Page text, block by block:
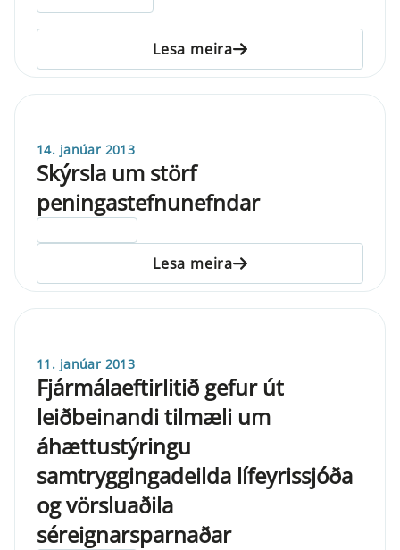
Lesa meira
14. janúar 2013
Skýrsla um störf
peningastefnunefndar
Lesa meira
11. janúar 2013
Fjármálaeftirlitið gefur út
leiðbeinandi tilmæli um
áhættustýringu
samtryggingadeilda lífeyrissjóða
og vörsluaðila
séreignarsparnaðar